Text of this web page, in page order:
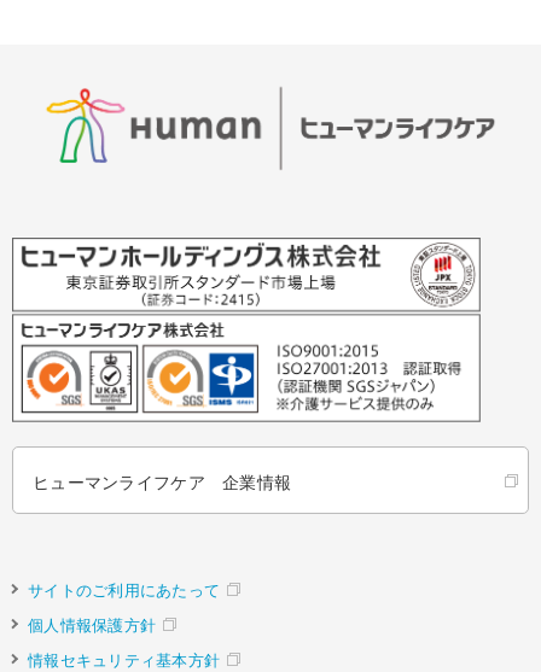
ヒューマンライフケア 企業情報
サイトのご利用にあたって
個人情報保護方針
情報セキュリティ基本方針